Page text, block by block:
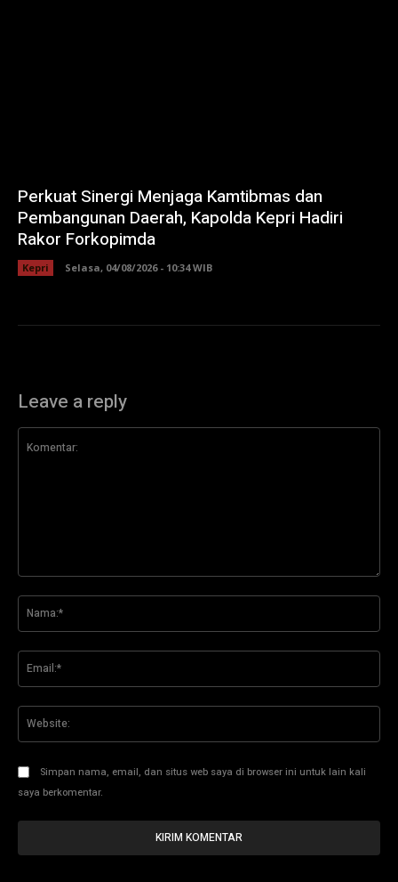
Perkuat Sinergi Menjaga Kamtibmas dan
Pembangunan Daerah, Kapolda Kepri Hadiri
Rakor Forkopimda
Kepri Selasa, 04/08/2026 - 10:34 WIB
Leave a reply
Simpan nama, email, dan situs web saya di browser ini untuk lain kali
saya berkomentar.